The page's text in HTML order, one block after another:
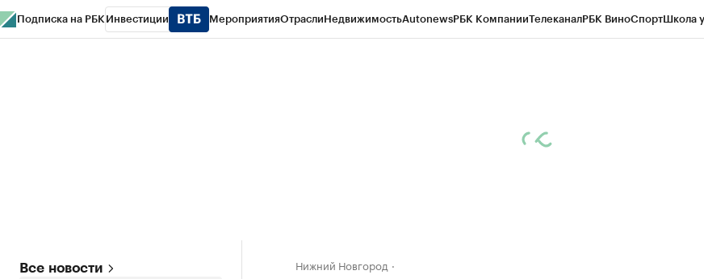
Подписка на РБК Инвестиции МероприятияОтраслиНедвижимостьAutonewsРБК КомпанииТелеканалРБК ВиноСпортШкола
Все новости Нижний Новгород